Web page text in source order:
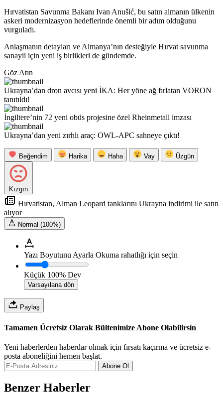
Hırvatistan Savunma Bakanı Ivan Anušić, bu satın almanın ülkenin
askeri modernizasyon hedeflerinde önemli bir adım olduğunu
vurguladı.
Anlaşmanın detayları ve Almanya’nın desteğiyle Hırvat savunma
sanayii için yeni iş birlikleri de gündemde.
Göz Atın
Ukrayna’dan dron avcısı yeni İKA: Her yöne ağ fırlatan VORON
tanıtıldı!
İngiltere’nin 72 yeni obüs projesine özel Rheinmetall imzası
Ukrayna’dan yeni zırhlı araç: OWL-APC sahneye çıktı!
Beğendim Harika Haha Vay Üzgün
Kızgın
Hırvatistan, Alman Leopard tanklarını Ukrayna indirimi ile satın
alıyor
Normal (100%)
Yazı Boyutunu Ayarla Okuma rahatlığı için seçin
Küçük 100% Dev
Varsayılana dön
Paylaş
Tamamen Ücretsiz Olarak Bültenimize Abone Olabilirsin
Yeni haberlerden haberdar olmak için fırsatı kaçırma ve ücretsiz e-
posta aboneliğini hemen başlat.
Abone Ol
Benzer Haberler